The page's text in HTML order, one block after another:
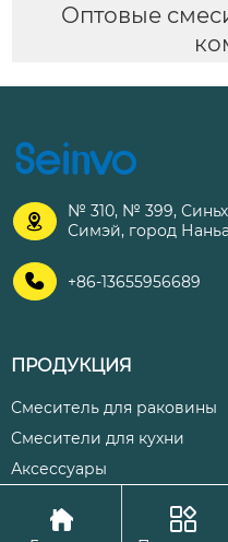
Оптовые

№ 310, № 399,
Симэй, город
 +86-13655956689
ПРОДУКЦИЯ
Смеситель для раковины
Смесители для кухни
Аксессуары
Авторское право©ООО
 